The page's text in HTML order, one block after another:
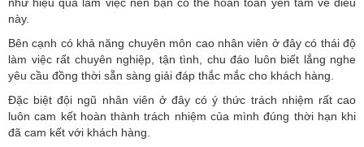
này.
Bên cạnh có khả năng chuyên môn cao nhân viên ở đây có thái độ
làm việc rất chuyên nghiệp, tận tình, chu đáo luôn biết lắng nghe
yêu cầu đồng thời sẵn sàng giải đáp thắc mắc cho khách hàng.
Đặc biệt đội ngũ nhân viên ở đây có ý thức trách nhiệm rất cao
luôn cam kết hoàn thành trách nhiệm của mình đúng thời hạn khi
đã cam kết với khách hàng.